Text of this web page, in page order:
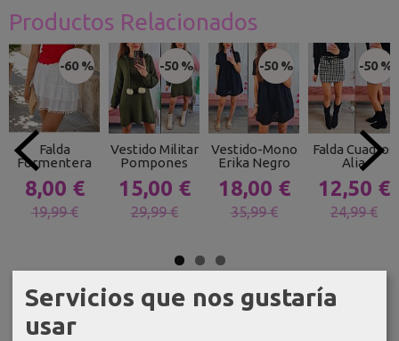
Productos Relacionados
-60 %
Falda
Formentera
8,00 €
19,99 €
-50 %
Vestido Militar
Pompones
15,00 €
29,99 €
-50 %
Vestido-Mono
Erika Negro
18,00 €
35,99 €
-50 %
Falda Cuadros
Alia
12,50 €
24,99 €
Servicios que nos gustaría
usar